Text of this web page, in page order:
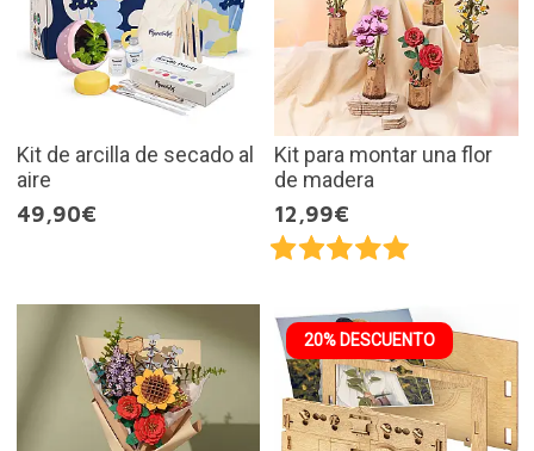
Kit de arcilla de secado al
aire
49,90€
Kit para montar una flor
de madera
12,99€
20% DESCUENTO